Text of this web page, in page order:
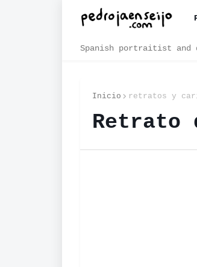
Spanish portraitist and
Inicio retratos y
Retrato